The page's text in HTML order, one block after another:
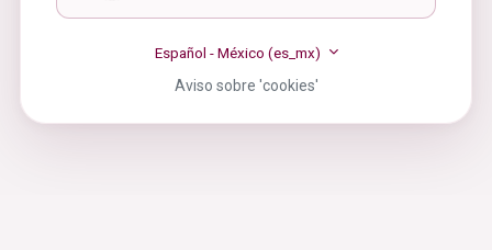
Español - México ‎(es_mx)‎
Aviso sobre 'cookies'